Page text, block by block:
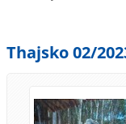
Thajsko 02/